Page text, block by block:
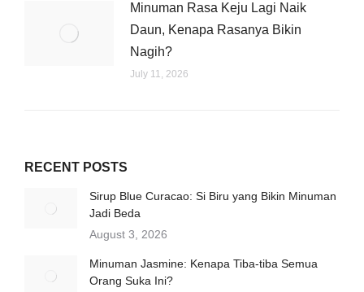
Minuman Rasa Keju Lagi Naik
Daun, Kenapa Rasanya Bikin
Nagih?
July 11, 2026
RECENT POSTS
Sirup Blue Curacao: Si Biru yang Bikin Minuman
Jadi Beda
August 3, 2026
Minuman Jasmine: Kenapa Tiba-tiba Semua
Orang Suka Ini?